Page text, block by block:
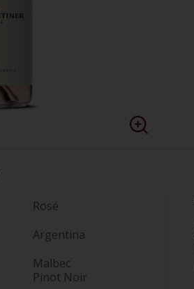
Rosé
Argentina
Malbec
Pinot Noir